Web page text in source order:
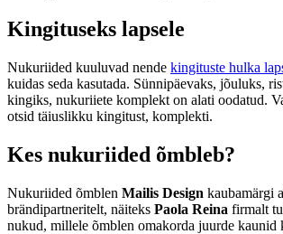
Kingituseks lapsele
Nukuriided kuuluvad nende kingituste hulka
kuidas seda kasutada. Sünnipäevaks, jõuluks,
kingiks, nukuriiete komplekt on alati oodatud.
otsid täiuslikku kingitust, komplekti.
Kes nukuriided õmbleb?
Nukuriided õmblen Mailis Design kaubamärgi
brändipartneritelt, näiteks Paola Reina firmalt
nukud, millele õmblen omakorda juurde kaunid